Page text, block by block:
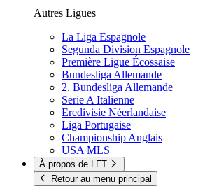
Autres Ligues
La Liga Espagnole
Segunda Division Espagnole
Première Ligue Écossaise
Bundesliga Allemande
2. Bundesliga Allemande
Serie A Italienne
Eredivisie Néerlandaise
Liga Portugaise
Championship Anglais
USA MLS
À propos de LFT
Retour au menu principal